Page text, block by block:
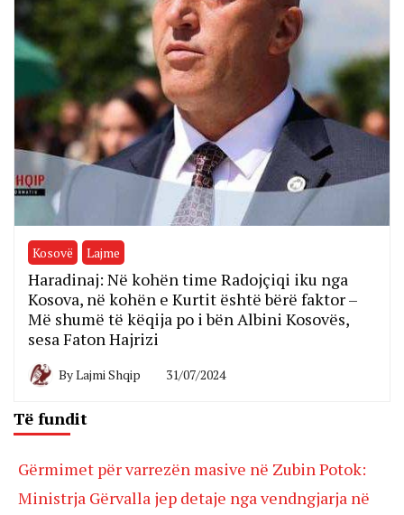
Kosovë Lajme
Haradinaj: Në kohën time Radojçiqi iku nga
Kosova, në kohën e Kurtit është bërë faktor –
Më shumë të këqija po i bën Albini Kosovës,
sesa Faton Hajrizi
ByLajmi Shqip 31/07/2024
Të fundit
Gërmimet për varrezën masive në Zubin Potok:
Ministrja Gërvalla jep detaje nga vendngjarja në